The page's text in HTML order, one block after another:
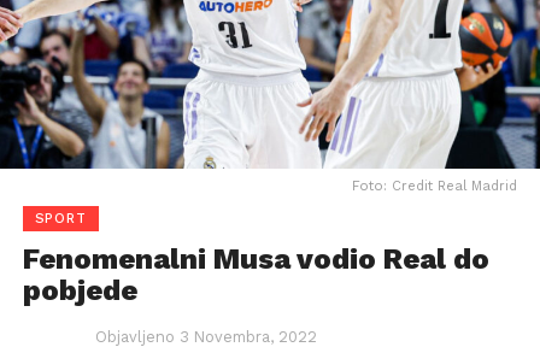
Foto: Credit Real Madrid
SPORT
Fenomenalni Musa vodio Real do
pobjede
Objavljeno 3 Novembra, 2022